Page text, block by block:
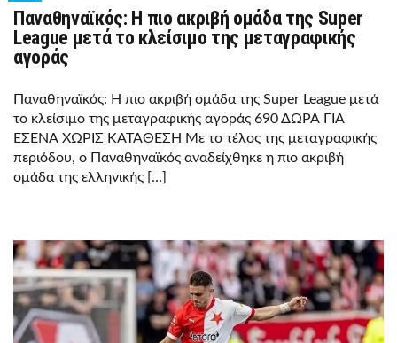
Παναθηναϊκός: Η πιο ακριβή ομάδα της Super
League μετά το κλείσιμο της μεταγραφικής
αγοράς
Παναθηναϊκός: Η πιο ακριβή ομάδα της Super League μετά
το κλείσιμο της μεταγραφικής αγοράς 690 ΔΩΡΑ ΓΙΑ
ΕΣΕΝΑ ΧΩΡΙΣ ΚΑΤΑΘΕΣΗ Με το τέλος της μεταγραφικής
περιόδου, ο Παναθηναϊκός αναδείχθηκε η πιο ακριβή
ομάδα της ελληνικής […]